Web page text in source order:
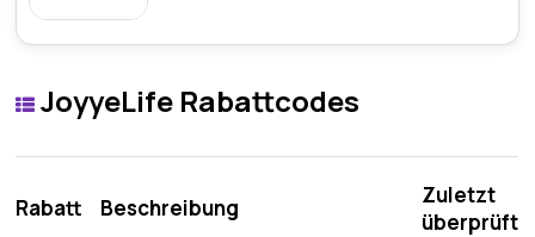
JoyyeLife Rabattcodes
Rabatt Beschreibung
Zuletzt
überprüft